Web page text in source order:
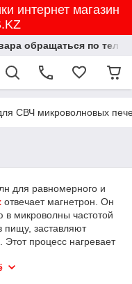
интернет магазин
обращаться по
СВЧ микроволновых
для равномерного и
отвечает магнетрон. Он
в микроволны частотой
пищу, заставляют
процесс нагревает